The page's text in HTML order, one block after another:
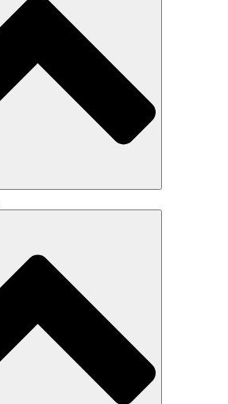
des femmes
étudiants
et dialogue culturels